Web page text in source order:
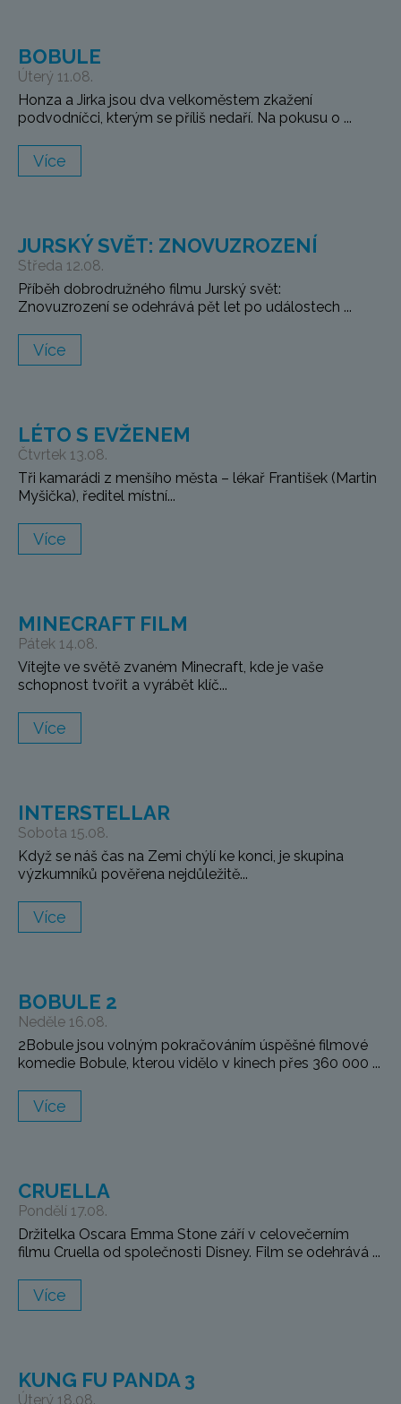
BOBULE
Úterý 11.08.
Honza a Jirka jsou dva velkoměstem zkažení
podvodníčci, kterým se příliš nedaří. Na pokusu o ...
Více
JURSKÝ SVĚT: ZNOVUZROZENÍ
Středa 12.08.
Příběh dobrodružného filmu Jurský svět:
Znovuzrození se odehrává pět let po událostech ...
Více
LÉTO S EVŽENEM
Čtvrtek 13.08.
Tři kamarádi z menšího města – lékař František (Martin
Myšička), ředitel místní...
Více
MINECRAFT FILM
Pátek 14.08.
Vítejte ve světě zvaném Minecraft, kde je vaše
schopnost tvořit a vyrábět klíč...
Více
INTERSTELLAR
Sobota 15.08.
Když se náš čas na Zemi chýlí ke konci, je skupina
výzkumníků pověřena nejdůležitě...
Více
BOBULE 2
Neděle 16.08.
2Bobule jsou volným pokračováním úspěšné filmové
komedie Bobule, kterou vidělo v kinech přes 360 000 ...
Více
CRUELLA
Pondělí 17.08.
Držitelka Oscara Emma Stone září v celovečerním
filmu Cruella od společnosti Disney. Film se odehrává ...
Více
KUNG FU PANDA 3
Úterý 18.08.